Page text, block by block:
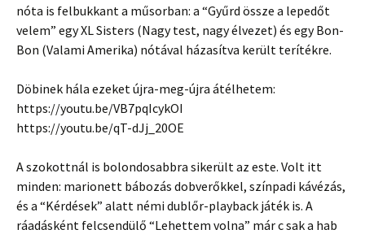
nóta is felbukkant a műsorban: a “Gyűrd össze a lepedőt
velem” egy XL Sisters (Nagy test, nagy élvezet) és egy Bon-
Bon (Valami Amerika) nótával házasítva került terítékre.
Döbinek hála ezeket újra-meg-újra átélhetem:
https://youtu.be/VB7pqIcykOI
https://youtu.be/qT-dJj_20OE
A szokottnál is bolondosabbra sikerült az este. Volt itt
minden: marionett bábozás dobverőkkel, színpadi kávézás,
és a “Kérdések” alatt némi dublőr-playback játék is. A
ráadásként felcsendülő “Lehettem volna” már c sak a hab